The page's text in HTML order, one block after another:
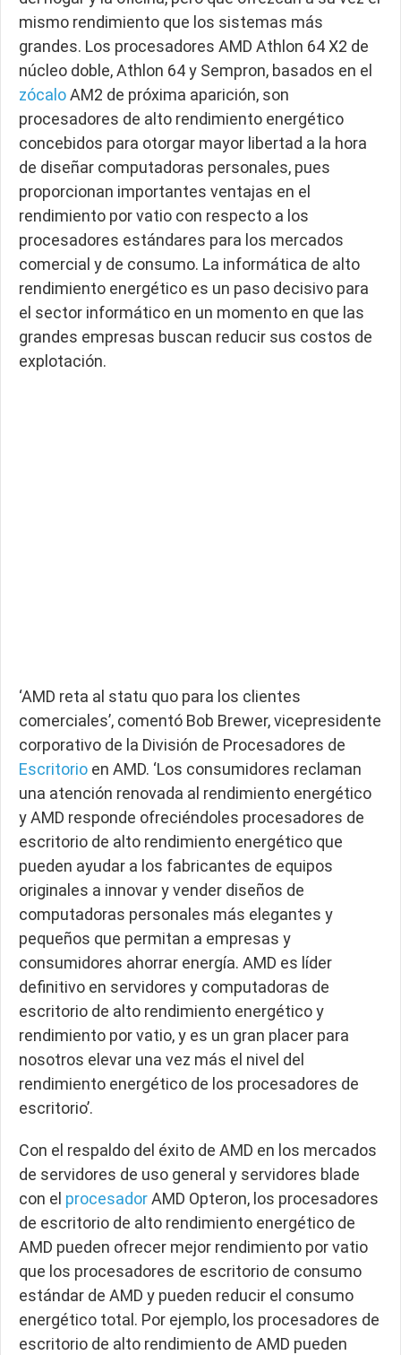
mismo rendimiento que los sistemas más
grandes. Los procesadores AMD Athlon 64 X2 de
núcleo doble, Athlon 64 y Sempron, basados en el
zócaloAM2 de próxima aparición, son
procesadores de alto rendimiento energético
concebidos para otorgar mayor libertad a la hora
de diseñar computadoras personales, pues
proporcionan importantes ventajas en el
rendimiento por vatio con respecto a los
procesadores estándares para los mercados
comercial y de consumo. La informática de alto
rendimiento energético es un paso decisivo para
el sector informático en un momento en que las
grandes empresas buscan reducir sus costos de
explotación.
‘AMD reta al statu quo para los clientes
comerciales’, comentó Bob Brewer, vicepresidente
corporativo de la División de Procesadores de
Escritorio en AMD. ‘Los consumidores reclaman
una atención renovada al rendimiento energético
y AMD responde ofreciéndoles procesadores de
escritorio de alto rendimiento energético que
pueden ayudar a los fabricantes de equipos
originales a innovar y vender diseños de
computadoras personales más elegantes y
pequeños que permitan a empresas y
consumidores ahorrar energía. AMD es líder
definitivo en servidores y computadoras de
escritorio de alto rendimiento energético y
rendimiento por vatio, y es un gran placer para
nosotros elevar una vez más el nivel del
rendimiento energético de los procesadores de
escritorio’.
Con el respaldo del éxito de AMD en los mercados
de servidores de uso general y servidores blade
con el procesadorAMD Opteron, los procesadores
de escritorio de alto rendimiento energético de
AMD pueden ofrecer mejor rendimiento por vatio
que los procesadores de escritorio de consumo
estándar de AMD y pueden reducir el consumo
energético total. Por ejemplo, los procesadores de
escritorio de alto rendimiento de AMD pueden